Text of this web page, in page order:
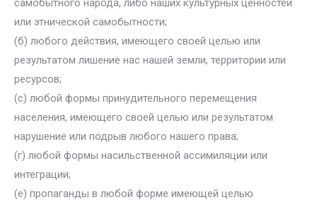
самобытного народа, либо наших культурных ценностей
или этнической самобытности;
(б) любого действия, имеющего своей целью или
результатом лишение нас нашей земли, территории или
ресурсов;
(с) любой формы принудительного перемещения
населения, имеющего своей целью или результатом
нарушение или подрыв любого нашего права;
(г) любой формы насильственной ассимиляции или
интеграции;
(е) пропаганды в любой форме имеющей целью